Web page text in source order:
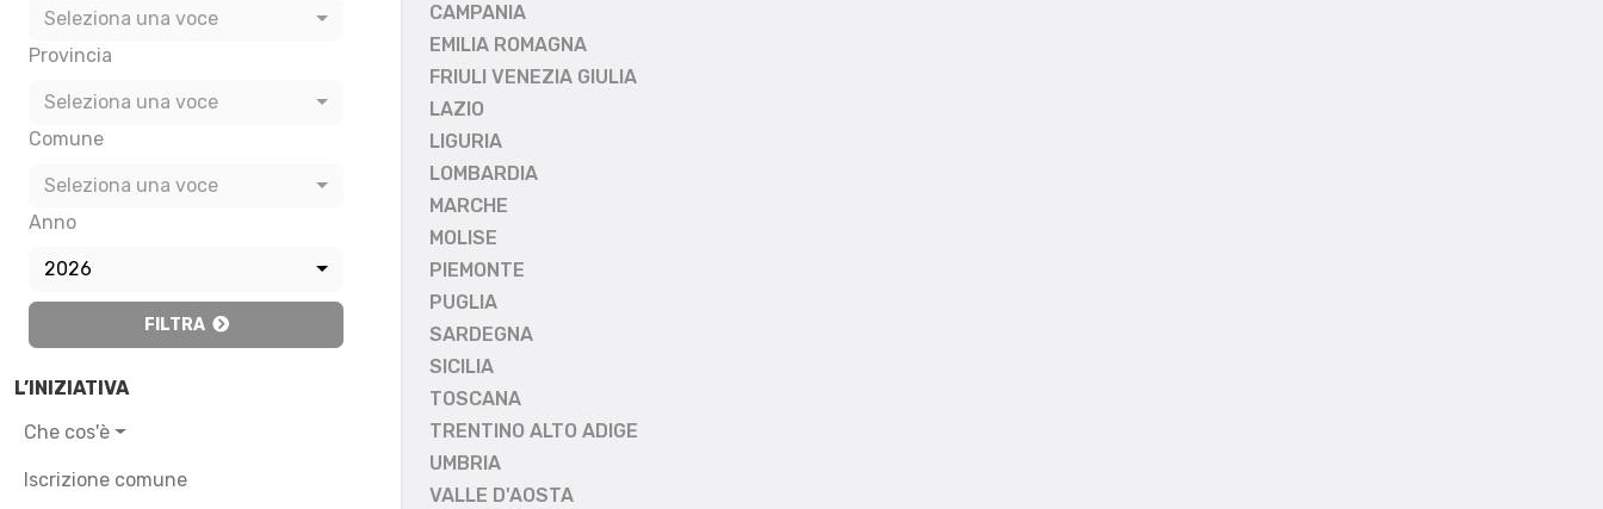
Seleziona una voce
Provincia
Seleziona una voce
Comune
Seleziona una voce
Anno
2026
FILTRA
L’INIZIATIVA
Che cos'è
Iscrizione comune
CAMPANIA
EMILIA ROMAGNA
FRIULI VENEZIA GIULIA
LAZIO
LIGURIA
LOMBARDIA
MARCHE
MOLISE
PIEMONTE
PUGLIA
SARDEGNA
SICILIA
TOSCANA
TRENTINO ALTO ADIGE
UMBRIA
VALLE D'AOSTA